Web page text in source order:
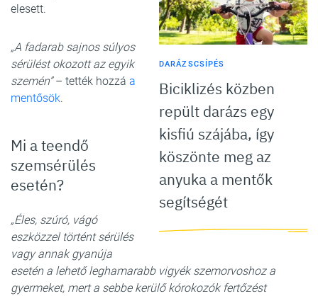
DARÁZSCSÍPÉS
Biciklizés közben
repült darázs egy
kisfiú szájába, így
köszönte meg az
anyuka a mentők
segítségét
elesett.
„A fadarab sajnos súlyos
sérülést okozott az egyik
szemén”– tették hozzá a
mentősök.
Mi a teendő
szemsérülés
esetén?
„Éles, szúró, vágó
eszközzel történt sérülés
vagy annak gyanúja
esetén a lehető leghamarabb vigyék szemorvoshoz a
gyermeket, mert a sebbe kerülő kórokozók fertőzést